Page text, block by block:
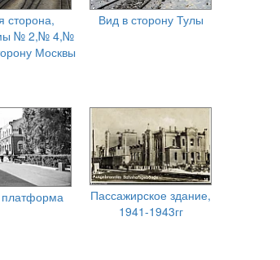
сторона,
№ 2,№ 4,№
Москвы
Вид в сторону Тулы
Пассажирское здание,
1941-1943гг